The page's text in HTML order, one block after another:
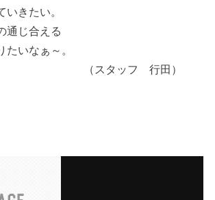
いきたい。
通じ合える
たいなぁ～。
ッフ 行田）